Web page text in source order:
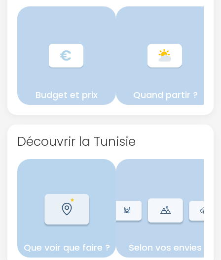
Budget et prix Quand partir ?
Découvrir la Tunisie
Que voir que faire ? Selon vos envies
Continuer avec Apple